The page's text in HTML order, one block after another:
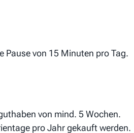
Pause von 15 Minuten pro Tag.
von mind. 5 Wochen.
pro Jahr gekauft werden.